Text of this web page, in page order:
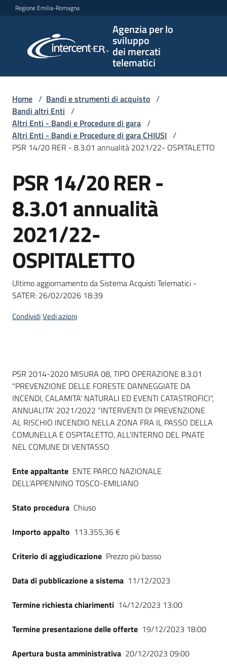
Vai al contenuto
Vai alla navigazione
Vai al footer
Regione Emilia-Romagna
Agenzia per lo
sviluppo
dei mercati
telematici
per lo
sviluppo
telematici
L'Agenzia
Bandi
strumenti
acquisto
Piattaforme
English
site
su
Home / Bandi e strumenti di acquisto /
Bandi altri Enti /
Altri Enti - Bandi e Procedure di gara /
Altri Enti - Bandi e Procedure di gara CHIUSI /
PSR 14/20 RER - 8.3.01 annualità 2021/22- OSPITALETTO
Salta al contenuto
PSR 14/20 RER -
8.3.01 annualità
2021/22-
OSPITALETTO
Ultimo aggiornamento da Sistema Acquisti Telematici -
SATER: 26/02/2026 18:39
CondividiVedi azioni
Dati del bando
PSR 2014-2020 MISURA 08, TIPO OPERAZIONE 8.3.01
"PREVENZIONE DELLE FORESTE DANNEGGIATE DA
INCENDI, CALAMITA' NATURALI ED EVENTI CATASTROFICI",
ANNUALITA' 2021/2022 “INTERVENTI DI PREVENZIONE
AL RISCHIO INCENDIO NELLA ZONA FRA IL PASSO DELLA
COMUNELLA E OSPITALETTO, ALL’INTERNO DEL PNATE
NEL COMUNE DI VENTASSO
Ente appaltante ENTE PARCO NAZIONALE
DELL'APPENNINO TOSCO-EMILIANO
Stato procedura Chiuso
Importo appalto 113.355,36 €
Criterio di aggiudicazione Prezzo più basso
Data di pubblicazione a sistema 11/12/2023
Termine richiesta chiarimenti 14/12/2023 13:00
Termine presentazione delle offerte 19/12/2023 18:00
Apertura busta amministrativa 20/12/2023 09:00